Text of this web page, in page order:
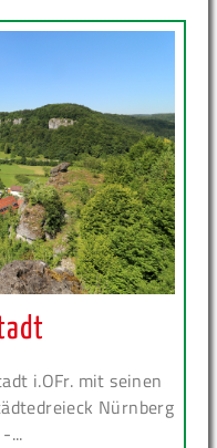
i.OFr. mit seinen
Nürnberg
...